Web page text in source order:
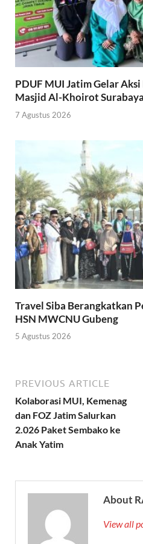
PDUF MUI Jatim Gelar
Masjid Al-Khoirot Surabaya
7 Agustus 2026
Travel Siba Berangkatkan
HSN MWCNU Gubeng
5 Agustus 2026
PREVIOUS ARTICLE
Kolaborasi MUI, Kemenag
dan FOZ Jatim Salurkan
2.026 Paket Sembako ke
Anak Yatim
About
View all